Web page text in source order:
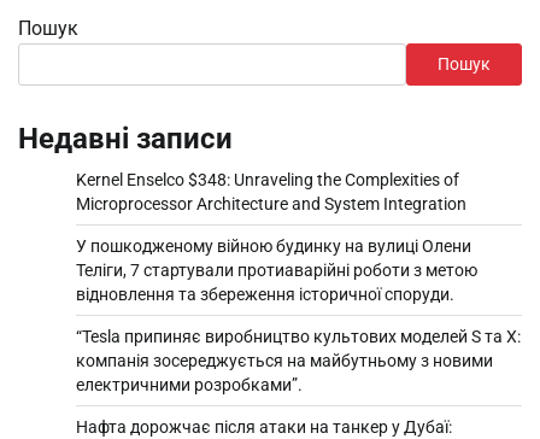
Пошук
Пошук
Недавні записи
Kernel Enselco $348: Unraveling the Complexities of
Microprocessor Architecture and System Integration
У пошкодженому війною будинку на вулиці Олени
Теліги, 7 стартували протиаварійні роботи з метою
відновлення та збереження історичної споруди.
“Tesla припиняє виробництво культових моделей S та X:
компанія зосереджується на майбутньому з новими
електричними розробками”.
Нафта дорожчає після атаки на танкер у Дубаї: